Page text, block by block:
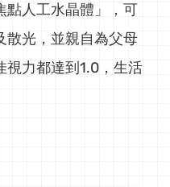
點人工水晶體」，可
散光，並親自為父母
視力都達到1.0，生活